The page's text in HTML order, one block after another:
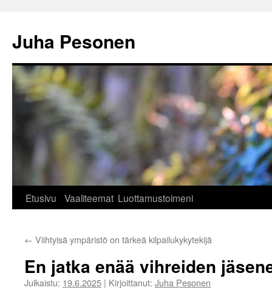
Juha Pesonen
Etusivu Vaaliteemat Luottamustoimeni
← Viihtyisä ympäristö on tärkeä kilpailukykytekijä
En jatka enää vihreiden
Julkaistu: 19.6.2025 | Kirjoittanut: Juha Pesonen